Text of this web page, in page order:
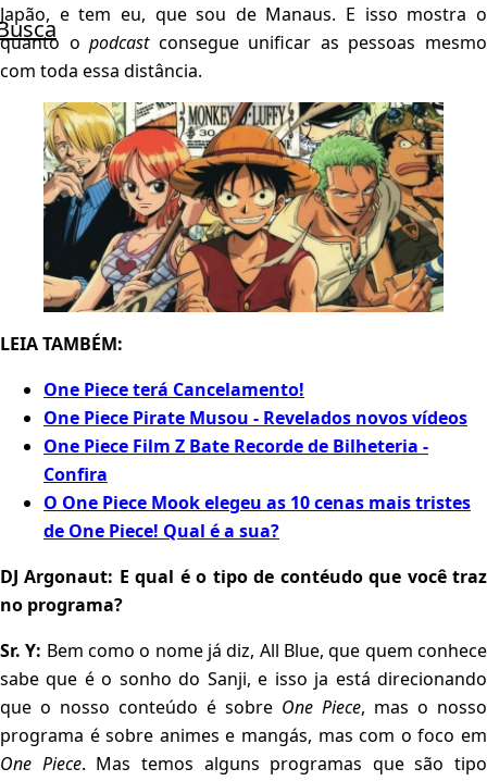
Japão, e tem eu, que sou de Manaus. E isso mostra o
quanto opodcastconsegue unificar as pessoas mesmo
com toda essa distância.
LEIA TAMBÉM:
One Piece terá Cancelamento!
One Piece Pirate Musou - Revelados novos vídeos
One Piece Film Z Bate Recorde de Bilheteria -
Confira
O One Piece Mook elegeu as 10 cenas mais tristes
de One Piece! Qual é a sua?
DJ Argonaut: E qual é o tipo de contéudo que você traz
no programa?
Sr. Y: Bem como o nome já diz, All Blue, que quem conhece
sabe que é o sonho do Sanji, e isso ja está direcionando
que o nosso conteúdo é sobre One Piece, mas o nosso
programa é sobre animes e mangás, mas com o foco em
One Piece. Mas temos alguns programas que são tipo